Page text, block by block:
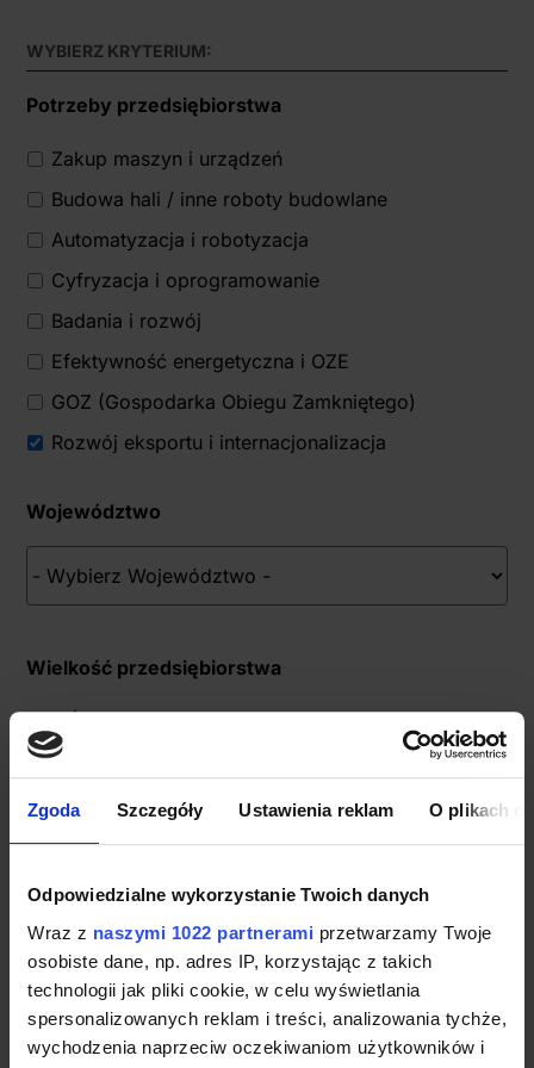
Zgoda Szczegóły Ustawienia reklam O plikach
Odpowiedzialne wykorzystanie Twoich danych
Wraz z naszymi 1022 partnerami przetwarzamy Twoje
osobiste dane, np. adres IP, korzystając z takich
technologii jak pliki cookie, w celu wyświetlania
spersonalizowanych reklam i treści, analizowania tychże,
wychodzenia naprzeciw oczekiwaniom użytkowników i
WYBIERZ KRYTERIUM:
Potrzeby przedsiębiorstwa
Zakup maszyn i urządzeń
Budowa hali / inne roboty budowlane
Automatyzacja i robotyzacja
Cyfryzacja i oprogramowanie
Badania i rozwój
Efektywność energetyczna i OZE
GOZ (Gospodarka Obiegu Zamkniętego)
Rozwój eksportu i internacjonalizacja
Województwo
Wielkość przedsiębiorstwa
Duże - od 250 pracowników